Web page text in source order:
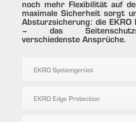
noch mehr Flexibilität auf
maximale Sicherheit sorgt
Absturzsicherung: die EKRO
– das
verschiedenste Ansprüche.
EKRO Systemgerüst
EKRO Edge Protection